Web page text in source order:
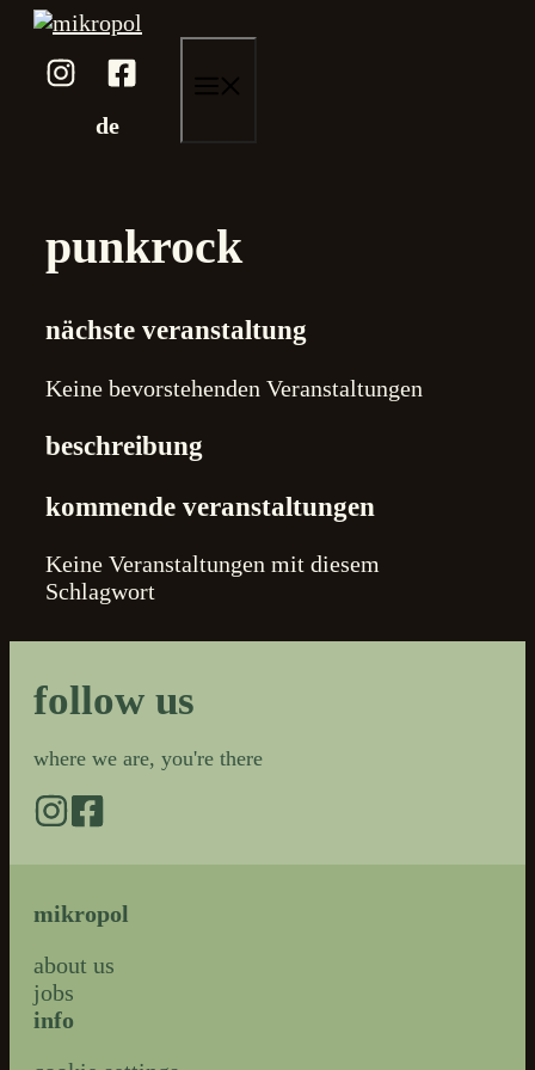
Skip
content
de
punkrock
nächste veranstaltung
Keine bevorstehenden Veranstaltungen
beschreibung
kommende veranstaltungen
Keine Veranstaltungen mit diesem
Schlagwort
follow us
where we are, you're there
mikropol
about us
jobs
info